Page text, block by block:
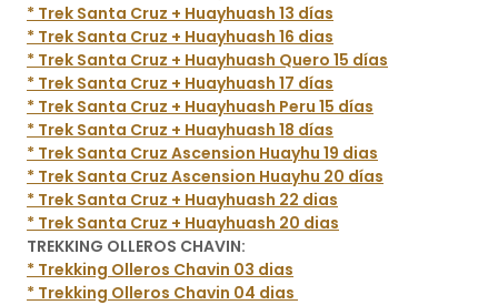
* Trek Santa Cruz + Huayhuash 13 días
* Trek Santa Cruz + Huayhuash 16 dias
* Trek Santa Cruz + Huayhuash Quero 15 días
* Trek Santa Cruz + Huayhuash 17 días
* Trek Santa Cruz + Huayhuash Peru 15 días
* Trek Santa Cruz + Huayhuash 18 días
* Trek Santa Cruz Ascension Huayhu 19 dias
* Trek Santa Cruz Ascension Huayhu 20 días
* Trek Santa Cruz + Huayhuash 22 dias
* Trek Santa Cruz + Huayhuash 20 dias
TREKKING OLLEROS CHAVIN:
* Trekking Olleros Chavin 03 dias
* Trekking Olleros Chavin 04 dias